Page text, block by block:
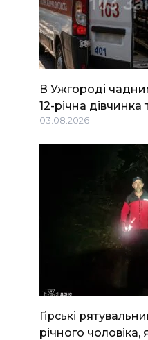
В Ужгороді
12-річна дівчинка
03.08.2026
Гірські
річного чоловіка,